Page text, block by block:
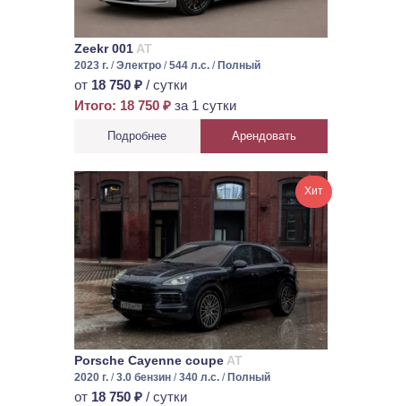
Zeekr 001AT
2023 г./Электро/544 л.с./ Полный
от 18 750 ₽/ сутки
Итого: 18 750 ₽ за 1 сутки
Подробнее Арендовать
Хит
Porsche Cayenne coupeAT
2020 г./3.0 бензин/340 л.с./ Полный
от 18 750 ₽/ сутки